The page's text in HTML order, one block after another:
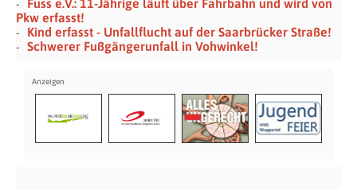
Fuss e.V.: 11-Jährige läuft über Fahrbahn und wird von
Pkw erfasst!
Kind erfasst - Unfallflucht auf der Saarbrücker Straße!
Schwerer Fußgängerunfall in Vohwinkel!